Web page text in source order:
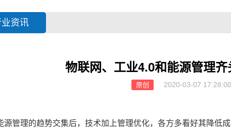
资讯
物联网、工业4.0和能源管理
原创 2020-03-07 17:28:00
源管理的趋势交集后，技术加上管理优化，各方多看好其降低